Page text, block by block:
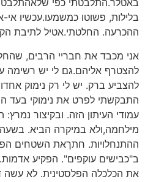
באטלר.התלבטתי כפי
בלילות, פשוטו כמשמעו.עכשיו
ההכרעה. החלטתי.אטיל לתיבת
אני מכבד את חבריי הרבים,
להצטרף אליהם.גם לי יש רשימה
להצביע ברק. יש לי רק נימוק
התבקשתי לפרט את נימוקי בעד
עמודי העיתון הזה. ובקיצור
מילחמה,ולא במיקרה הביא.
ההתנחלויות. חתךאת השטחים
ב"כבישים עוקפים". הפקיע
את הכלכלה הפלסטינית. לא עשה